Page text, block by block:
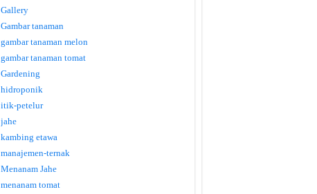
Gallery
Gambar tanaman
gambar tanaman melon
gambar tanaman tomat
Gardening
hidroponik
itik-petelur
jahe
kambing etawa
manajemen-ternak
Menanam Jahe
menanam tomat